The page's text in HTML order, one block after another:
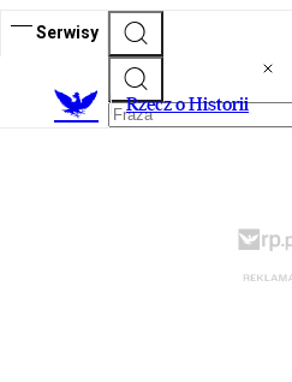
Serwisy
Rzecz o Historii